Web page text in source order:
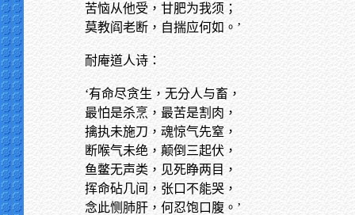
苦恼从他受，甘肥为我须；
莫教阎老断，自揣应何如。’
耐庵道人诗：
‘有命尽贪生，无分人与畜，
最怕是杀烹，最苦是割肉，
擒执未施刀，魂惊气先窒，
断喉气未绝，颠倒三起伏，
鱼鳖无声类，见死睁两目，
挥命砧几间，张口不能哭，
念此恻肺肝，何忍饱口腹。’